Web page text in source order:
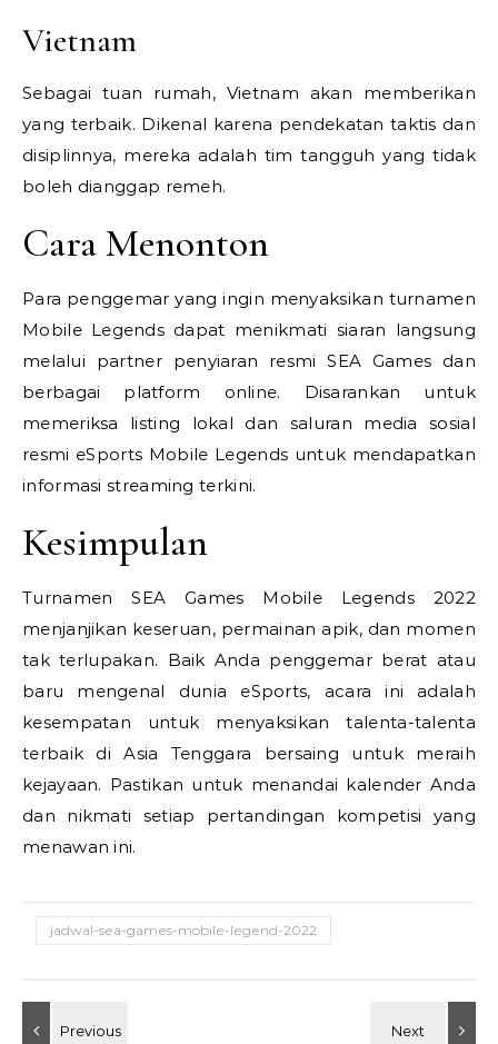
Vietnam
Sebagai tuan rumah, Vietnam akan memberikan
yang terbaik. Dikenal karena pendekatan taktis dan
disiplinnya, mereka adalah tim tangguh yang tidak
boleh dianggap remeh.
Cara Menonton
Para penggemar yang ingin menyaksikan turnamen
Mobile Legends dapat menikmati siaran langsung
melalui partner penyiaran resmi SEA Games dan
berbagai platform online. Disarankan untuk
memeriksa listing lokal dan saluran media sosial
resmi eSports Mobile Legends untuk mendapatkan
informasi streaming terkini.
Kesimpulan
Turnamen SEA Games Mobile Legends 2022
menjanjikan keseruan, permainan apik, dan momen
tak terlupakan. Baik Anda penggemar berat atau
baru mengenal dunia eSports, acara ini adalah
kesempatan untuk menyaksikan talenta-talenta
terbaik di Asia Tenggara bersaing untuk meraih
kejayaan. Pastikan untuk menandai kalender Anda
dan nikmati setiap pertandingan kompetisi yang
menawan ini.
jadwal-sea-games-mobile-legend-2022